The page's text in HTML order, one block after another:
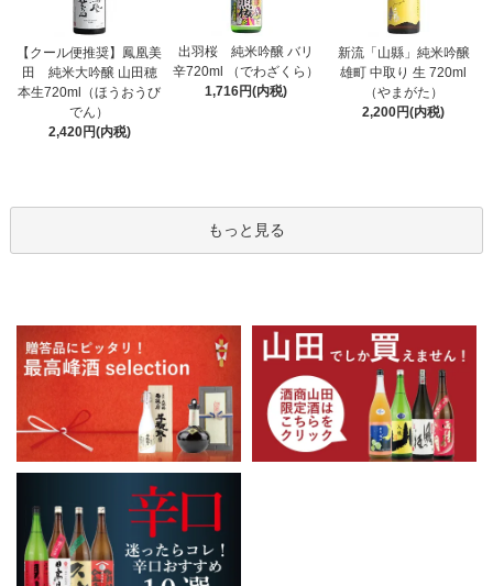
【クール便推奨】鳳凰美
田 純米大吟醸 山田穂
本生720ml（ほうおうび
でん）
2,420円(内税)
出羽桜 純米吟醸 バリ
辛720ml （でわざくら）
1,716円(内税)
新流「山縣」純米吟醸
雄町 中取り 生 720ml
（やまがた）
2,200円(内税)
もっと見る